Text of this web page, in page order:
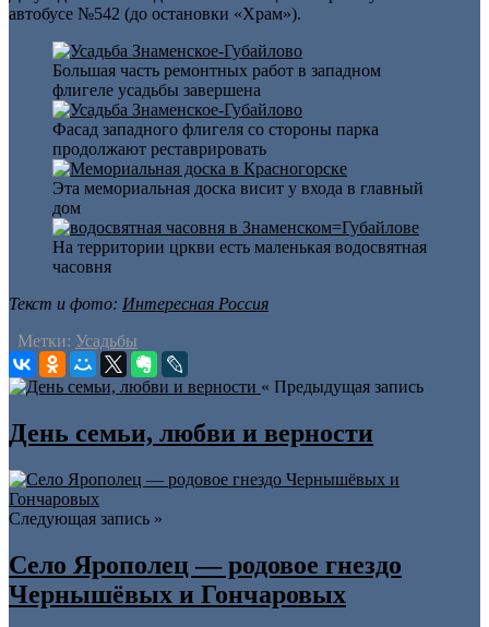
автобусе №542 (до остановки «Храм»).
Большая часть ремонтных работ в западном
флигеле усадьбы завершена
Фасад западного флигеля со стороны парка
продолжают реставрировать
Эта мемориальная доска висит у входа в главный
дом
На территории цркви есть маленькая водосвятная
часовня
Текст и фото: Интересная Россия
Метки: Усадьбы
« Предыдущая запись
День семьи, любви и верности
Следующая запись »
Село Ярополец — родовое гнездо
Чернышёвых и Гончаровых